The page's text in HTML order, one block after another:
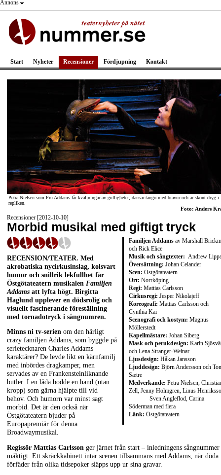
Annons
Start Nyheter Recensioner Fördjupning Kontakt
Petra Nielsen som Fru Addams får kväljningar av gulligheter, dansar tango med bravur och är skönt dryg i
repliken.
Foto: Anders
Recensioner [2012-10-10]
Morbid musikal med giftigt tryck
Familjen Addams av Marshall
och Rick Elice
Musik och sångtexter: Andrew
Översättning: Johan Celander
Scen: Östgötateatern
Ort: Norrköping
Regi: Mattias Carlsson
Cirkusregi: Jesper Nikolajeff
Koreografi: Mattias Carlsson och
Cynthia Kai
Scenografi och kostym: Magnus
Möllerstedt
Kapellmästare: Johan Siberg
Mask och perukdesign: Karin
och Lena Stranger-Weinar
Ljusdesign: Håkan Jansson
Ljuddesign: Björn Andersson och
Sætre
Medverkande: Petra Nielsen,
Zell, Jenny Holmgren, Linus
Sven Angleflod, Carina
Söderman med flera
Länk: Östgötateatern
RECENSION/TEATER. Med
akrobatiska nycirkusinslag, kolsvart
humor och snillrik lekfullhet får
Östgötateatern musikalen Familjen
Addams att lyfta högt. Birgitta
Haglund upplever en dödsrolig och
visuellt fascinerande föreställning
med tornadotryck i sångnumren.
Minns ni tv-serien om den härligt
crazy familjen Addams, som byggde på
serietecknaren Charles Addams
karaktärer? De levde likt en kärnfamilj
med inbördes dragkamper, men
servades av en Frankensteinliknande
butler. I en låda bodde en hand (utan
kropp) som gärna hjälpte till vid
behov. Och humorn var minst sagt
morbid. Det är den också när
Östgötateatern bjuder på
Europapremiär för denna
Broadwaymusikal.
Regissör Mattias Carlsson ger järnet från start – inledningens sångnummer
mäktigt. Ett skräckkabinett intar scenen tillsammans med Addams, när döda
förfäder från olika tidsepoker släpps upp ur sina gravar.